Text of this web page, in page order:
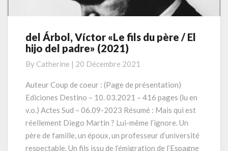
del
Árbol,
«Le
fils
père
/
El
hijo
del
del Árbol, Víctor «Le fils du père / El
hijo del padre» (2021)
By Catherine | 20 Décembre 2021
Auteur Coup de coeur : (Page de présentation)
Ediciones Destino – 10. 03.2021 – 416 pages (lu en
v.o.) Actes Sud – 06.09-2023 Résumé : Mais qui est
réellement Diego Martin ? Lui-même l’ignore. Un
père de famille, un époux, un professeur d’université
respectable. Un fils issu de l’émigration de l’Espagne